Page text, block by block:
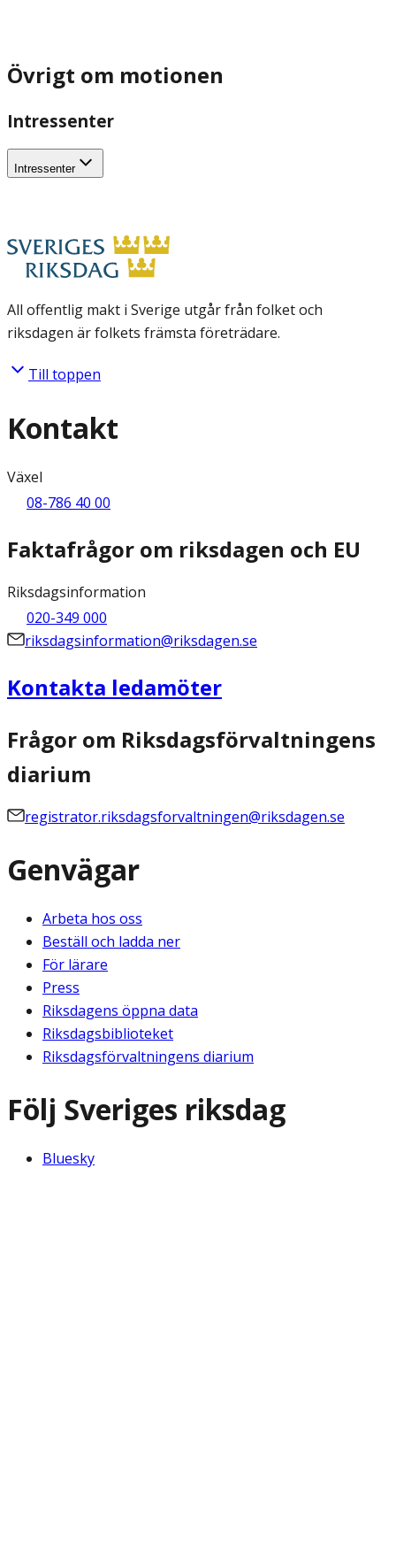
Övrigt om motionen
Intressenter
Intressenter
All offentlig makt i Sverige utgår från folket och
riksdagen är folkets främsta företrädare.
Till toppen
Kontakt
Växel
08-786 40 00
Faktafrågor om riksdagen och EU
Riksdagsinformation
020-349 000
riksdagsinformation@riksdagen.se
Kontakta ledamöter
Frågor om Riksdagsförvaltningens
diarium
registrator.riksdagsforvaltningen@riksdagen.se
Genvägar
Arbeta hos oss
Beställ och ladda ner
För lärare
Press
Riksdagens öppna data
Riksdagsbiblioteket
Riksdagsförvaltningens diarium
Följ Sveriges riksdag
Bluesky